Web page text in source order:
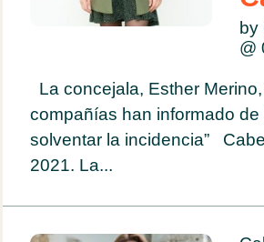
@
La concejala, Esther
compañías han informado
solventar la incidencia”
2021. La...